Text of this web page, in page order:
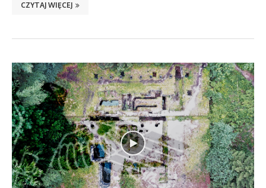
CZYTAJ WIĘCEJ